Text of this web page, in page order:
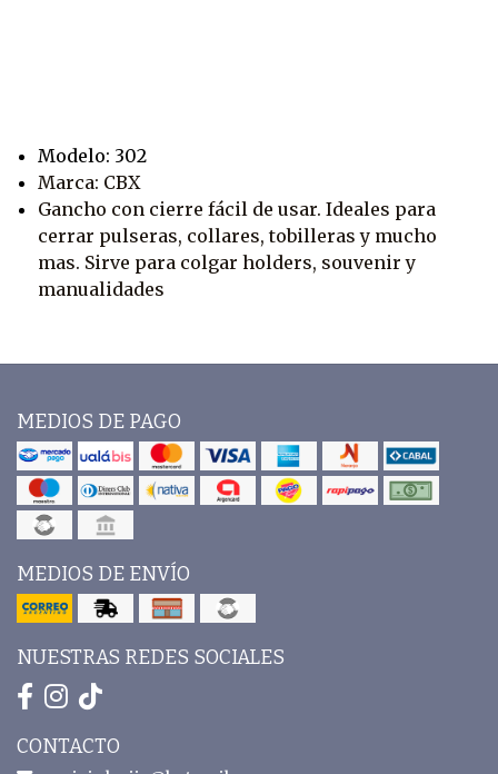
Modelo: 302
Marca: CBX
Gancho con cierre fácil de usar. Ideales para
cerrar pulseras, collares, tobilleras y mucho
mas. Sirve para colgar holders, souvenir y
manualidades
MEDIOS DE PAGO
MEDIOS DE ENVÍO
NUESTRAS REDES SOCIALES
CONTACTO